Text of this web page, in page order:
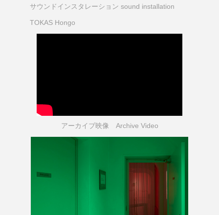
サウンドインスタレーション sound installation
TOKAS Hongo ​​​​​​​​​​​​​​
アーカイブ映像 Archive Video